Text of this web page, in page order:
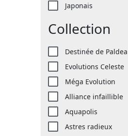
Japonais
Collection
Destinée de Paldea
Evolutions Celeste
Méga Evolution
Alliance infaillible
Aquapolis
Astres radieux